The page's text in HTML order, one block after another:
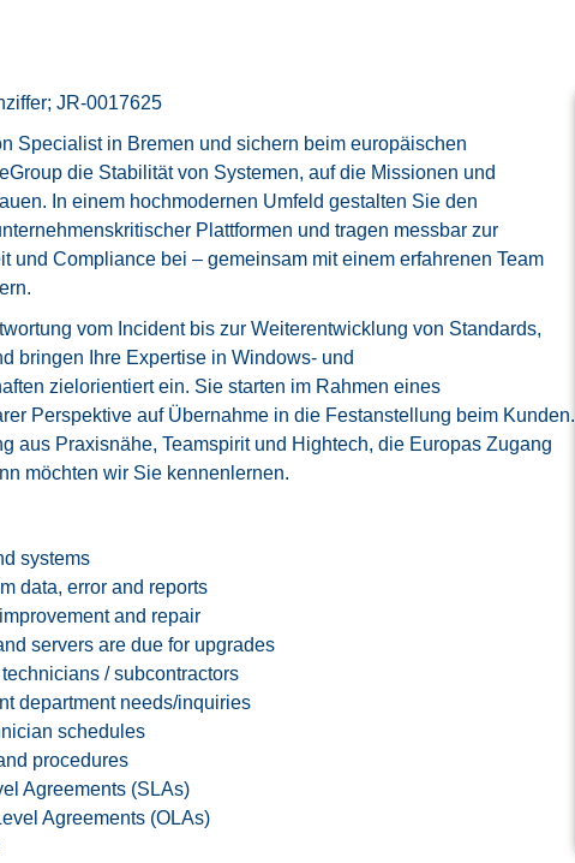
JR-0017625
Specialist in Bremen und sichern beim europäischen
die Stabilität von Systemen, auf die Missionen und
In einem hochmodernen Umfeld gestalten Sie den
Plattformen und tragen messbar zur
und Compliance bei – gemeinsam mit einem erfahrenen Team
vom Incident bis zur Weiterentwicklung von Standards,
bringen Ihre Expertise in Windows- und
zielorientiert ein. Sie starten im Rahmen eines
Perspektive auf Übernahme in die Festanstellung beim Kunden.
aus Praxisnähe, Teamspirit und Hightech, die Europas Zugang
möchten wir Sie kennenlernen.
systems
data, error and reports
and repair
servers are due for upgrades
/ subcontractors
department needs/inquiries
schedules
procedures
Agreements (SLAs)
Agreements (OLAs)